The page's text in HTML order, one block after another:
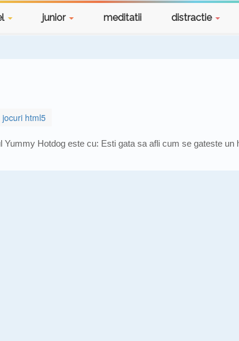
junior meditatii distractie
jocuri html5
Yummy Hotdog este cu: Esti gata sa afli cum se gateste un